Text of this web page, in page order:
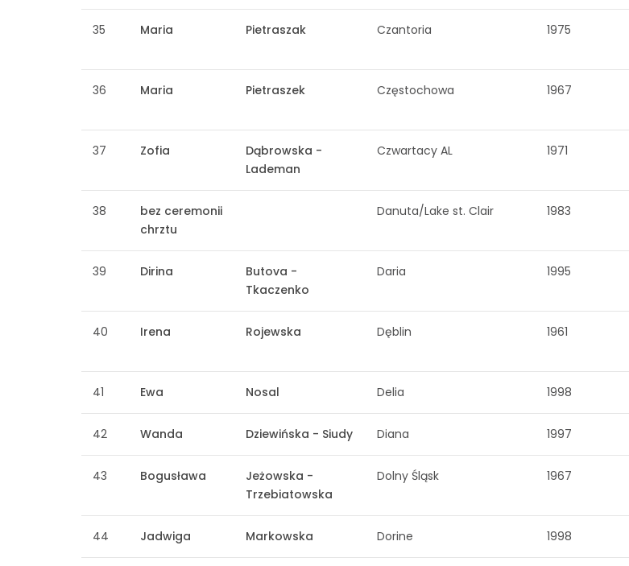
35 Maria Pietraszak Czantoria 1975
36 Maria Pietraszek Częstochowa 1967
37 Zofia
Dąbrowska -
Lademan
Czwartacy AL 1971
38
bez ceremonii
chrztu
Danuta/Lake st. Clair 1983
39 Dirina
Butova -
Tkaczenko
Daria 1995
40 Irena Rojewska Dęblin 1961
41 Ewa Nosal Delia 1998
42 Wanda Dziewińska - Siudy Diana 1997
43 Bogusława
Jeżowska -
Trzebiatowska
Dolny Śląsk 1967
44 Jadwiga Markowska Dorine 1998